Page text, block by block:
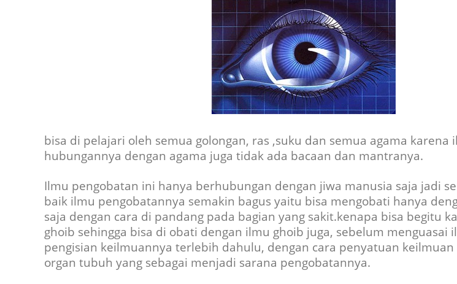
bisa di pelajari oleh semua golongan, ras ,suku dan semua agama karena
hubungannya dengan agama juga tidak ada bacaan dan mantranya.
Ilmu pengobatan ini hanya berhubungan dengan jiwa manusia saja jadi
baik ilmu pengobatannya semakin bagus yaitu bisa mengobati hanya
saja dengan cara di pandang pada bagian yang sakit.kenapa bisa begitu
ghoib sehingga bisa di obati dengan ilmu ghoib juga, sebelum menguasai
pengisian keilmuannya terlebih dahulu, dengan cara penyatuan
organ tubuh yang sebagai menjadi sarana pengobatannya.